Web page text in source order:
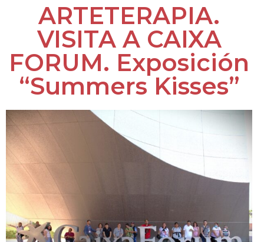
ARTETERAPIA.
VISITA A CAIXA
FORUM. Exposición
“Summers Kisses”